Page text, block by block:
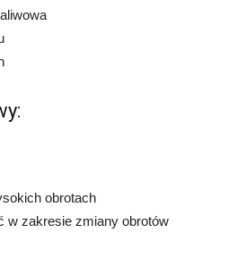
obrotach
w zakresie zmiany obrotów